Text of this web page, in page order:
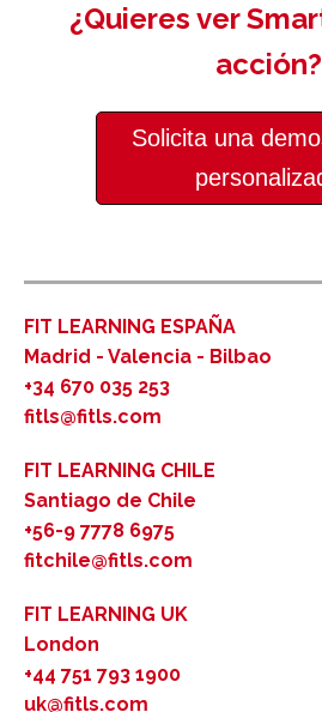
¿Quieres ver
acción?
Solicita una
FIT LEARNING ESPAÑA
Madrid - Valencia - Bilbao
+34 670 035 253
fitls@fitls.com
FIT LEARNING CHILE
Santiago de Chile
+56-9 7778 6975
fitchile@fitls.com
FIT LEARNING UK
London
+44 751 793 1900
uk@fitls.com